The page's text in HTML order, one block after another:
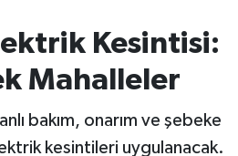
Kesintisi:
Mahalleler
bakım, onarım ve şebeke
kesintileri uygulanacak.